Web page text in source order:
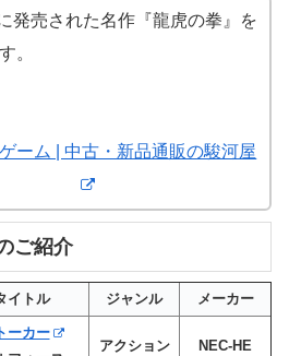
発売された名作『龍虎の拳』を
。
ーム | 中古・新品通販の駿河屋
ご紹介
イトル ジャンル メーカー
ーカー
アクション NEC-HE